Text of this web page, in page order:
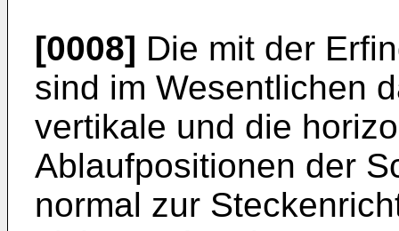
[0008] Die mit der
sind im Wesentlichen
vertikale und die
Ablaufpositionen der
normal zur